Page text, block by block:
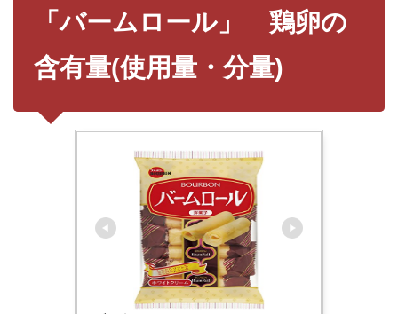
「バームロール」 鶏卵の
含有量(使用量・分量)